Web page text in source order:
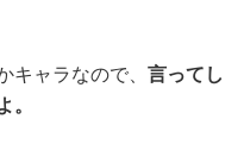
キャラなので、 言ってし
。